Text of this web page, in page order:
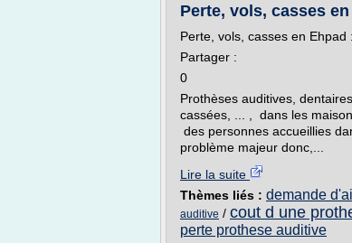
Perte, vols, casses
Perte, vols, casses en
Partager :
0
Prothèses auditives,
cassées, ... , dans les
des personnes accueillies
problème majeur donc,...
Lire la suite
Thèmes liés : demande
auditive / cout d une
perte prothese auditive